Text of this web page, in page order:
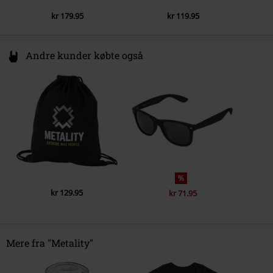
kr 179.95 kr 119.95
Andre kunder købte også
kr 129.95
%
kr 71.95
Mere fra "Metality"